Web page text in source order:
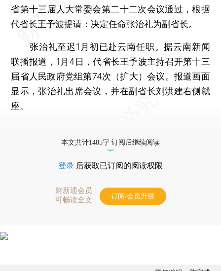
省第十三届人大常委会第二十二次会议通过，根据
代省长王予波提请：决定任命张治礼为副省长。
张治礼至迟1月初已赴云南任职。据云南新闻
联播报道，1月4日，代省长王予波主持召开第十三
届省人民政府党组第74次（扩大）会议。报道画面
显示，张治礼出席会议，并在副省长刘洪建右侧就
座。
本文共计1485字 订阅后继续阅读
登录 后获取已订阅的阅读权限
财新通会员
可畅读全文
订阅/会员升级